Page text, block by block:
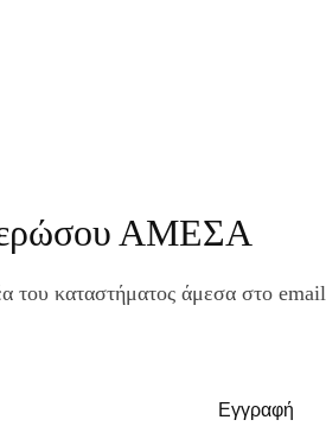
ΑΜΕΣΑ
του καταστήματος άμεσα στο email